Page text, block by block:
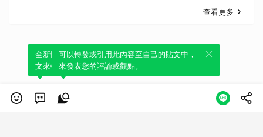
查看更多
全新體驗！一鍵引用此內容，透過發布貼
文來輕鬆表達個人立場。
可以轉發或引用此內容至自己的貼文中，
來發表您的評論或觀點。